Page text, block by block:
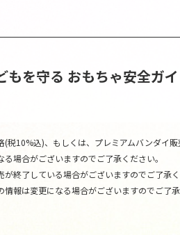
もを守る おもちゃ安全ガ
10%込)、もしくは、プレミアムバンダイ販
場合がございますのでご了承ください。
終了している場合がございますのでご了承く
報は変更になる場合がございますのでご了承